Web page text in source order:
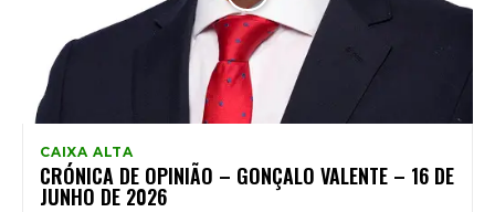
CAIXA ALTA
CRÓNICA DE OPINIÃO – GONÇALO VALENTE – 16 DE
JUNHO DE 2026